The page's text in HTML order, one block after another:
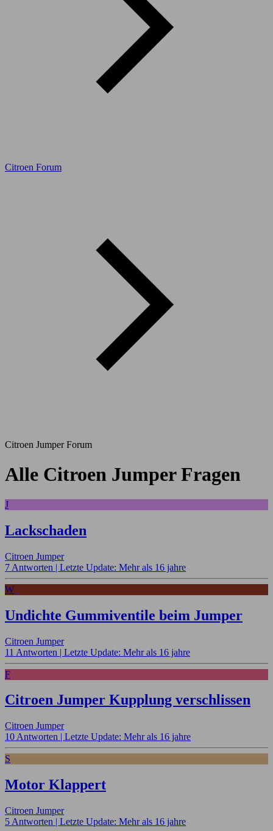
Citroen Forum
Citroen Jumper Forum
Alle Citroen Jumper Fragen
J
Lackschaden
Citroen Jumper
7 Antworten | Letzte Update: Mehr als 16 jahre
W
Undichte Gummiventile beim Jumper
Citroen Jumper
11 Antworten | Letzte Update: Mehr als 16 jahre
F
Citroen Jumper Kupplung verschlissen
Citroen Jumper
10 Antworten | Letzte Update: Mehr als 16 jahre
S
Motor Klappert
Citroen Jumper
5 Antworten | Letzte Update: Mehr als 16 jahre